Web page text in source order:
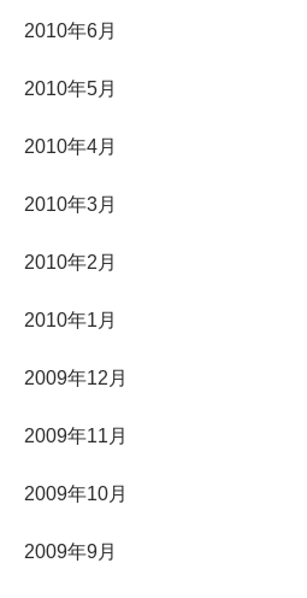
2010年6月
2010年5月
2010年4月
2010年3月
2010年2月
2010年1月
2009年12月
2009年11月
2009年10月
2009年9月